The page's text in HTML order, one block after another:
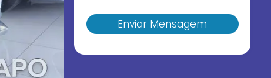
Enviar Mensagem